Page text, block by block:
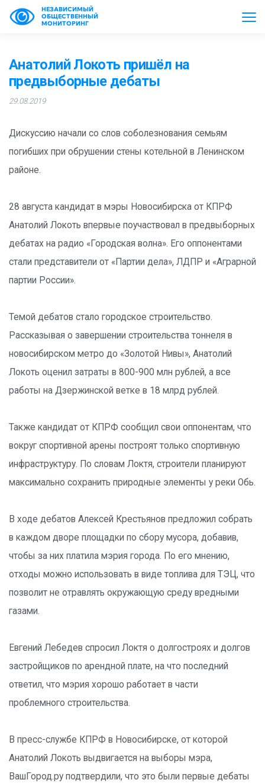
НЕЗАВИСИМЫЙ
ОБЩЕСТВЕННЫЙ
МОНИТОРИНГ
Анатолий Локоть пришёл на
предвыборные дебаты
29.08.2019
Дискуссию начали со слов соболезнования семьям
погибших при обрушении стены котельной в Ленинском
районе.
28 августа кандидат в мэры Новосибирска от КПРФ
Анатолий Локоть впервые поучаствовал в предвыборных
дебатах на радио «Городская волна». Его оппонентами
стали представители от «Партии дела», ЛДПР и «Аграрной
партии России».
Темой дебатов стало городское строительство.
Рассказывая о завершении строительства тоннеля в
новосибирском метро до «Золотой Нивы», Анатолий
Локоть оценил затраты в 800-900 млн рублей, а все
работы на Дзержинской ветке в 18 млрд рублей.
Также кандидат от КПРФ сообщил свои оппонентам, что
вокруг спортивной арены построят только спортивную
инфраструктуру. По словам Локтя, строители планируют
максимально сохранить природные элементы у реки Обь.
В ходе дебатов Алексей Крестьянов предложил собрать
в каждом дворе площадки по сбору мусора, добавив,
чтобы за них платила мэрия города. По его мнению,
отходы можно использовать в виде топлива для ТЭЦ, что
позволит не отравлять окружающую среду вредными
газами.
Евгений Лебедев спросил Локтя о долгостроях и долгов
застройщиков по арендной плате, на что последний
ответил, что мэрия хорошо работает в части
проблемного строительства.
В пресс-службе КПРФ в Новосибирске, от которой
Анатолий Локоть выдвигается на выборы мэра,
ВашГород.ру подтвердили, что это были первые дебаты